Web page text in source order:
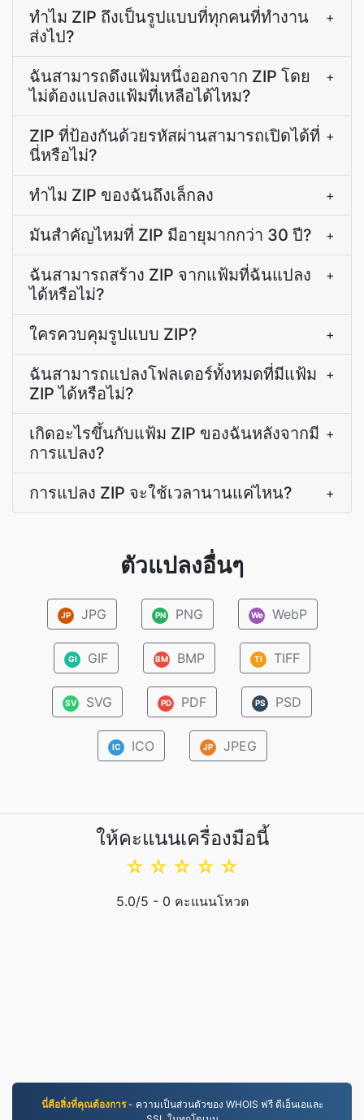
ทำไม ZIP ถึงเป็นรูปแบบที่ทุกคนที่ทำงาน
ส่งไป?
+
ฉันสามารถดึงแฟ้มหนึ่งออกจาก ZIP โดย
ไม่ต้องแปลงแฟ้มที่เหลือได้ไหม?
+
ZIP ที่ป้องกันด้วยรหัสผ่านสามารถเปิดได้ที่
นี่หรือไม่?
+
ทำไม ZIP ของฉันถึงเล็กลง +
มันสำคัญไหมที่ ZIP มีอายุมากกว่า 30 ปี? +
ฉันสามารถสร้าง ZIP จากแฟ้มที่ฉันแปลง
ได้หรือไม่?
+
ใครควบคุมรูปแบบ ZIP? +
ฉันสามารถแปลงโฟลเดอร์ทั้งหมดที่มีแฟ้ม
ZIP ได้หรือไม่?
+
เกิดอะไรขึ้นกับแฟ้ม ZIP ของฉันหลังจากมี
การแปลง?
+
การแปลง ZIP จะใช้เวลานานแค่ไหน? +
ตัวแปลงอื่นๆ
JP JPG PN PNG We WebP
GI GIF BM BMP TI TIFF
SV SVG PD PDF PS PSD
IC ICO JP JPEG
ให้คะแนนเครื่องมือนี้
☆
☆
☆
☆
☆
5.0/5 - 0 คะแนนโหวต
นี่คือสิ่งที่คุณต้องการ- ความเป็นส่วนตัวของ WHOIS ฟรี ดีเอ็นเอและ